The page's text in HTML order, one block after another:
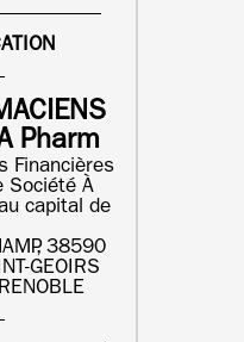
Pharm
Financières
Société À
capital de
38590
GEOIRS